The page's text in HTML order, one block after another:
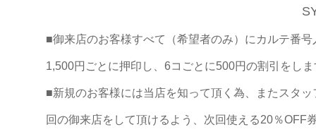
■御来店のお客様すべて（希望者のみ）にカルテ番
1,500円ごとに押印し、6コごとに500円の割引をし
■新規のお客様には当店を知って頂く為、またスタ
回の御来店をして頂けるよう、次回使える20％OFF